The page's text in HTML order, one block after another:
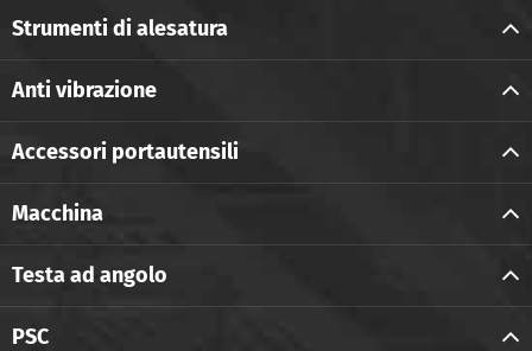
Strumenti di alesatura
Anti vibrazione
Accessori portautensili
Macchina
Testa ad angolo
PSC